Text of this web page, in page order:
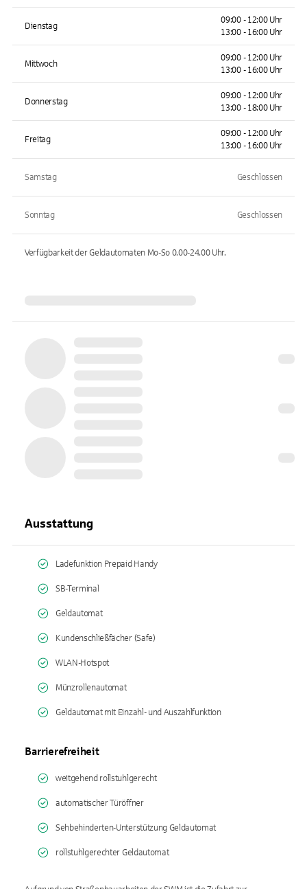
Dienstag
09:00 - 12:00 Uhr
13:00 - 16:00 Uhr
Mittwoch
09:00 - 12:00 Uhr
13:00 - 16:00 Uhr
Donnerstag
09:00 - 12:00 Uhr
13:00 - 18:00 Uhr
Freitag
09:00 - 12:00 Uhr
13:00 - 16:00 Uhr
Samstag Geschlossen
Sonntag Geschlossen
Verfügbarkeit der Geldautomaten Mo-So 0.00-24.00Uhr.
Ausstattung
Ladefunktion Prepaid Handy
SB-Terminal
Geldautomat
Kundenschließfächer (Safe)
WLAN-Hotspot
Münzrollenautomat
Geldautomat mit Einzahl- und Auszahlfunktion
Barrierefreiheit
weitgehend rollstuhlgerecht
automatischer Türöffner
Sehbehinderten-Unterstützung Geldautomat
rollstuhlgerechter Geldautomat